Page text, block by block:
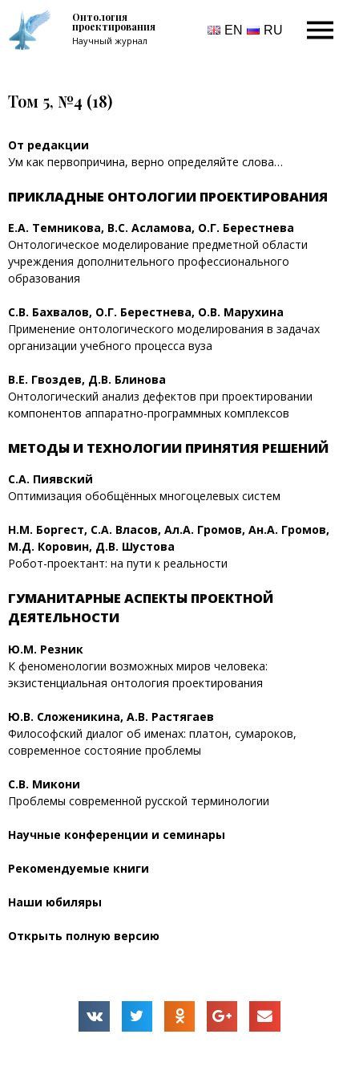
Онтология
проектирования
Научный журнал
EN RU
Том 5, №4 (18)
От редакции
Ум как первопричина, верно определяйте слова…
ПРИКЛАДНЫЕ ОНТОЛОГИИ ПРОЕКТИРОВАНИЯ
Е.А. Темникова, В.С. Асламова, О.Г. Берестнева
Онтологическое моделирование предметной области
учреждения дополнительного профессионального
образования
С.В. Бахвалов, О.Г. Берестнева, О.В. Марухина
Применение онтологического моделирования в задачах
организации учебного процесса вуза
В.Е. Гвоздев, Д.В. Блинова
Онтологический анализ дефектов при проектировании
компонентов аппаратно-программных комплексов
МЕТОДЫ И ТЕХНОЛОГИИ ПРИНЯТИЯ РЕШЕНИЙ
С.А. Пиявский
Оптимизация обобщённых многоцелевых систем
Н.М. Боргест, С.А. Власов, Ал.А. Громов, Ан.А. Громов,
М.Д. Коровин, Д.В. Шустова
Робот-проектант: на пути к реальности
ГУМАНИТАРНЫЕ АСПЕКТЫ ПРОЕКТНОЙ
ДЕЯТЕЛЬНОСТИ
Ю.М. Резник
К феноменологии возможных миров человека:
экзистенциальная онтология проектирования
Ю.В. Сложеникина, А.В. Растягаев
Философский диалог об именах: платон, сумароков,
современное состояние проблемы
С.В. Микони
Проблемы современной русской терминологии
Научные конференции и семинары
Рекомендуемые книги
Наши юбиляры
Открыть полную версию